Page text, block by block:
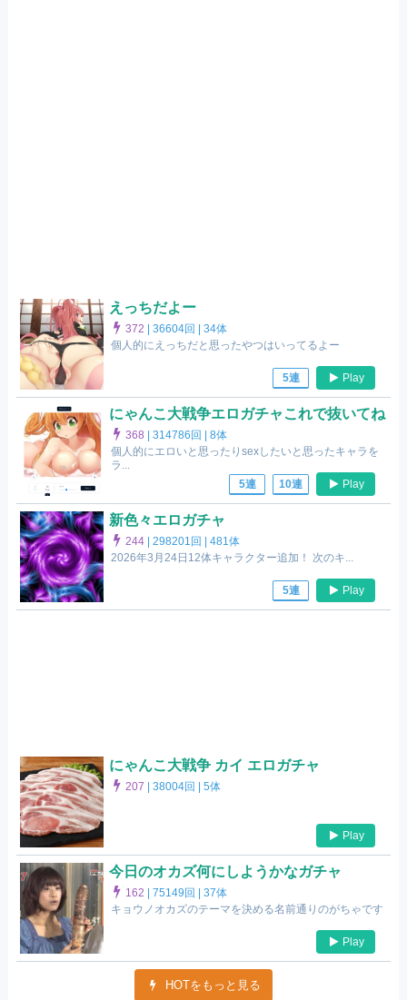
えっちだよー
372 |36604回 |34体
個人的にえっちだと思ったやつはいってるよー
5連 Play
にゃんこ大戦争エロガチャこれで抜いてね
368 |314786回 |8体
個人的にエロいと思ったりsexしたいと思ったキャラを
ラ...
5連
10連 Play
新色々エロガチャ
244 |298201回 |481体
2026年3月24日12体キャラクター追加！ 次のキ...
5連 Play
にゃんこ大戦争 カイ エロガチャ
207 |38004回 |5体
Play
今日のオカズ何にしようかなガチャ
162 |75149回 |37体
キョウノオカズのテーマを決める名前通りのがちゃです
Play
HOTをもっと見る